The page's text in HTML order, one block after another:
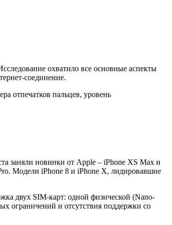
охватило все основные аспекты
соединение.
отпечатков пальцев, уровень
заняли новинки от Apple – iPhone XS Max и
Модели iPhone 8 и iPhone X, лидировавшие
двух SIM-карт: одной физической (Nano-
ограничений и отсутствия поддержки со